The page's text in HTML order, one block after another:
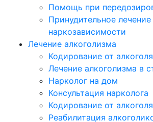
Помощь при
Принудительное лечение
наркозависимости
Лечение алкоголизма
Кодирование от
Лечение алкоголизма в
Нарколог на дом
Консультация нарколога
Кодирование от алкоголя
Реабилитация